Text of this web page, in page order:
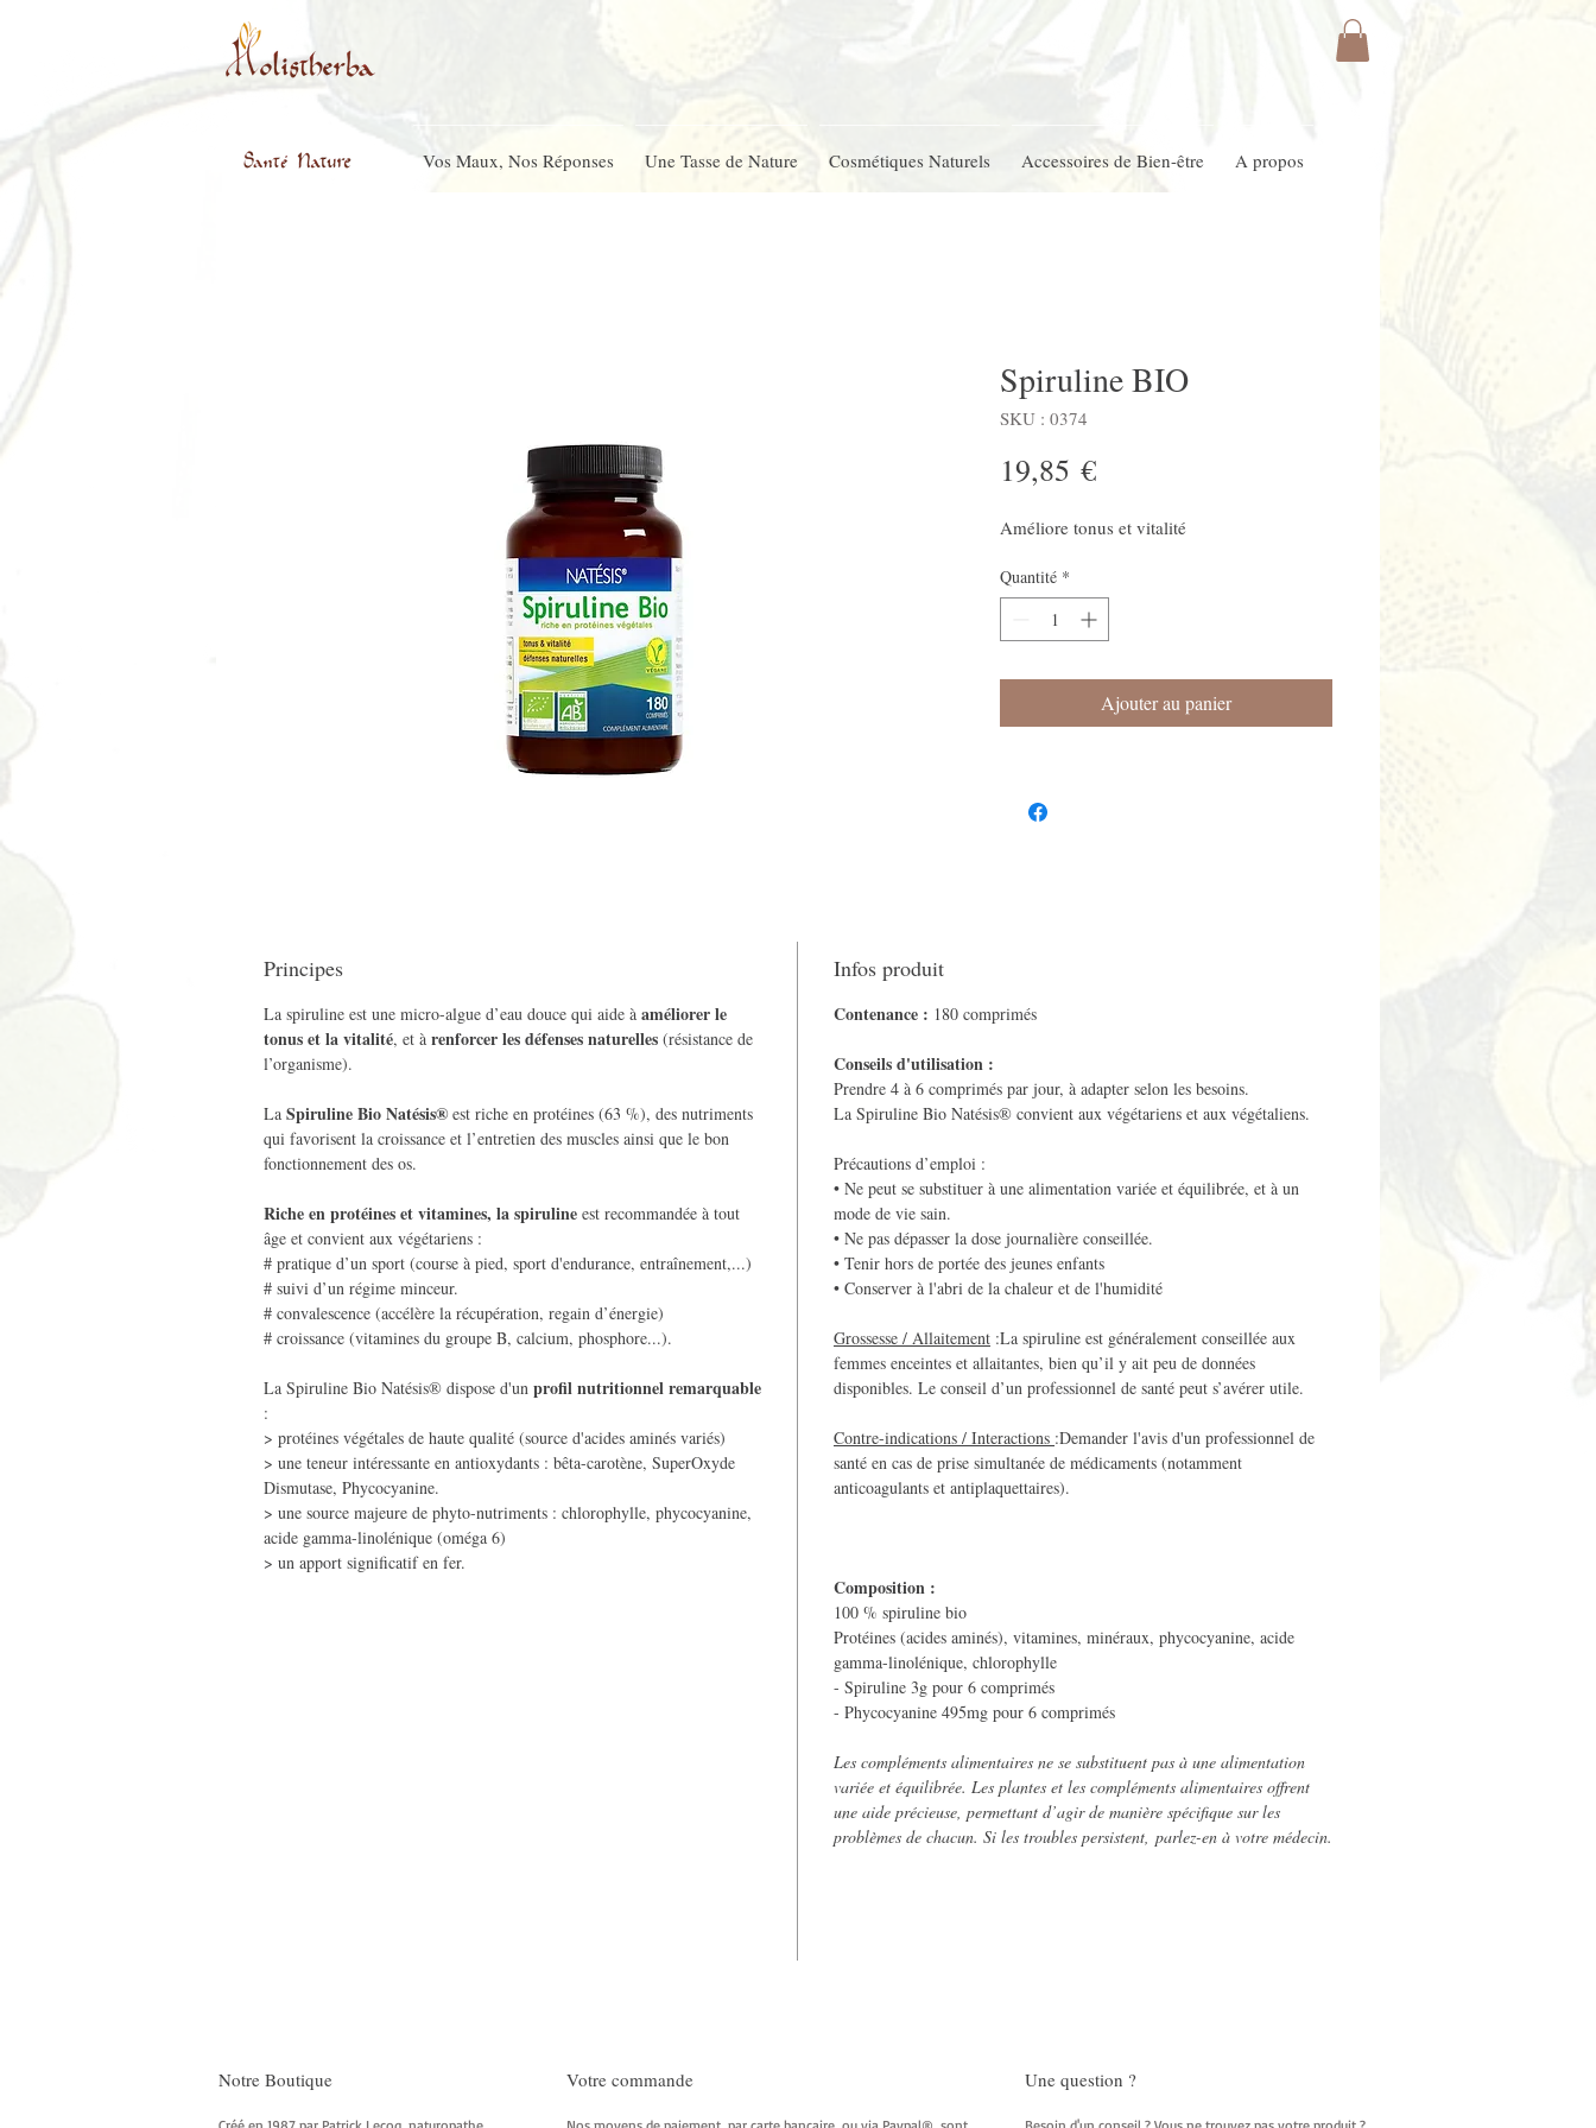
Vos Maux, Nos Réponses Une Tasse de Nature Cosmétiques Naturels Accessoires de Bien-être A propos
Spiruline BIO
SKU : 0374
19,85 €Prix
Améliore tonus et vitalité
Quantité *
Ajouter au panier
Principes
La spiruline est une micro-algue d’eau douce qui aide à améliorerle
tonus et la vitalité, et à renforcerlesdéfensesnaturelles (résistance de
l’organisme).
La Spiruline Bio Natésis® est riche en protéines (63 %), des nutriments
qui favorisent la croissance et l’entretien des muscles ainsi que le bon
fonctionnement des os.
Riche en protéines et vitamines, la spiruline est recommandée à tout
âge et convient aux végétariens :
# pratique d’un sport (course à pied, sport d'endurance, entraînement,...)
# suivi d’un régime minceur.
# convalescence (accélère la récupération, regain d’énergie)
# croissance (vitamines du groupe B, calcium, phosphore...).
La Spiruline Bio Natésis® dispose d'un profil nutritionnel remarquable
:
> protéines végétales de haute qualité (source d'acides aminés variés)
> une teneur intéressante en antioxydants : bêta-carotène, SuperOxyde
Dismutase, Phycocyanine.
> une source majeure de phyto-nutriments : chlorophylle, phycocyanine,
acide gamma-linolénique (oméga 6)
> un apport significatif en fer.
Infos produit
Contenance : 180 comprimés
Conseils d'utilisation :
Prendre 4 à 6 comprimés par jour, à adapter selon les besoins.
La Spiruline Bio Natésis® convient aux végétariens et aux végétaliens.
Précautions d’emploi :
• Ne peut se substituer à une alimentation variée et équilibrée, et à un
mode de vie sain.
• Ne pas dépasser la dose journalière conseillée.
• Tenir hors de portée des jeunes enfants
• Conserver à l'abri de la chaleur et de l'humidité
Grossesse / Allaitement :La spiruline est généralement conseillée aux
femmes enceintes et allaitantes, bien qu’il y ait peu de données
disponibles. Le conseil d’un professionnel de santé peut s’avérer utile.
Contre-indications / Interactions :Demander l'avis d'un professionnel de
santé en cas de prise simultanée de médicaments (notamment
anticoagulants et antiplaquettaires).
Composition :
100 % spiruline bio
Protéines (acides aminés), vitamines, minéraux, phycocyanine, acide
gamma-linolénique, chlorophylle
- Spiruline 3g pour 6 comprimés
- Phycocyanine 495mg pour 6 comprimés
Les compléments alimentaires ne se substituent pas à une alimentation
variée et équilibrée. Les plantes et les compléments alimentaires offrent
une aide précieuse, permettant d’agir de manière spécifique sur les
problèmes de chacun. Si les troubles persistent, parlez-en à votre médecin.
Notre Boutique Votre commande Une question ?